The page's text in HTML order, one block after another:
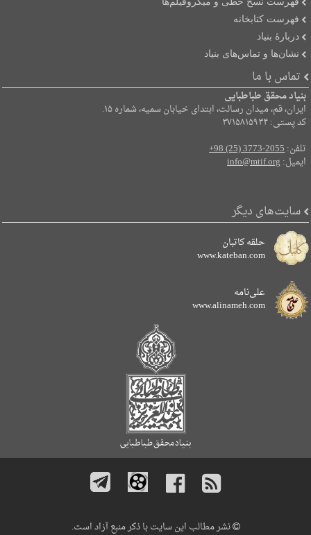
فهرست کتابخانه
دربارۀ بنیاد
نشان‌ها و تماس‌های بنیاد
تماس با ما
بنیاد محقق طباطبایی
ایران، قم، میدان رسالت، ابتدای خیابان سمیه، شماره ۱۵.
کد پستی: ۳۷۱۵۸۱۵۹۳۴
تلفن:+98 (25) 3773-2055
ایمیل:info@mtif.org
سایت‌های دیگر
حلقه کاتبان
www.kateban.com
علی‌نامه
www.alinameh.com
نشر مطالب این سایت با ذکر منبع آزاد است.